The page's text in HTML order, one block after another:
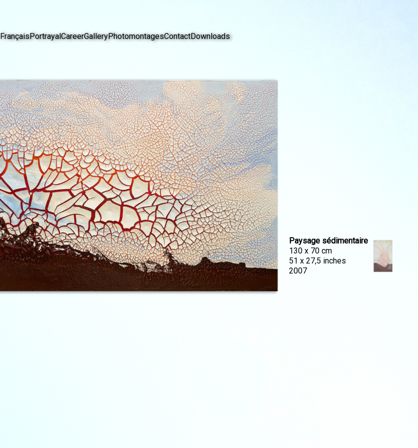
FrançaisPortrayalCareerGalleryPhotomontagesContactDownloads
Paysage sédimentaire
130 x 70 cm
51 x 27,5 inches
2007